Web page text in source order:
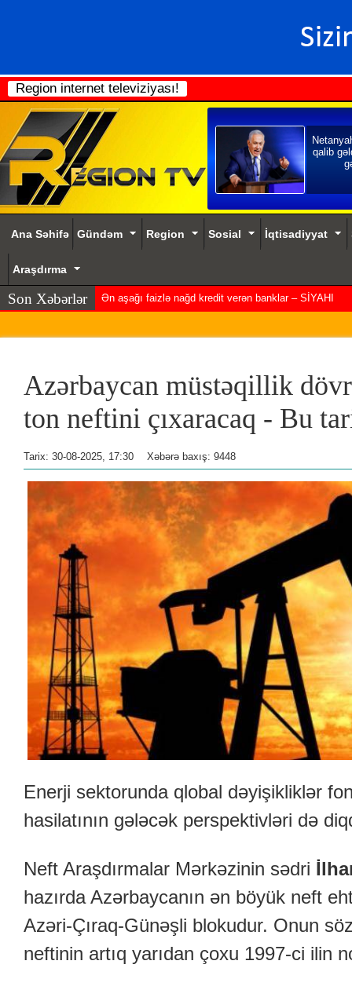
Region internet televiziyası!
qalib
Ana Səhifə Gündəm Region Sosial İqtisadiyyat
Araşdırma
Son Xəbərlər Ən aşağı faizlə nağd kredit verən banklar – SİYAHI
Azərbaycan müstəqillik
ton neftini çıxaracaq - Bu
Tarix: 30-08-2025, 17:30 Xəbərə baxış: 9448
Enerji sektorunda qlobal dəyişikliklər
hasilatının gələcək perspektivləri də
Neft Araşdırmalar Mərkəzinin sədri
hazırda Azərbaycanın ən böyük neft
Azəri-Çıraq-Günəşli blokudur. Onun
neftinin artıq yarıdan çoxu 1997-ci ilin